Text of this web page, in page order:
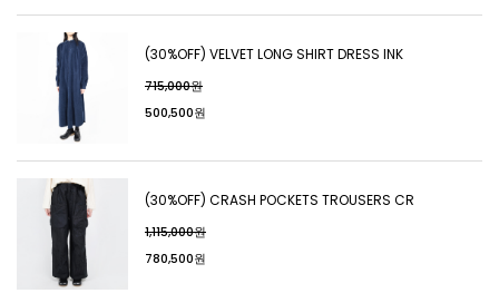
(30%OFF) VELVET LONG SHIRT DRESS INK
715,000원
500,500원
(30%OFF) CRASH POCKETS TROUSERS CR
1,115,000원
780,500원